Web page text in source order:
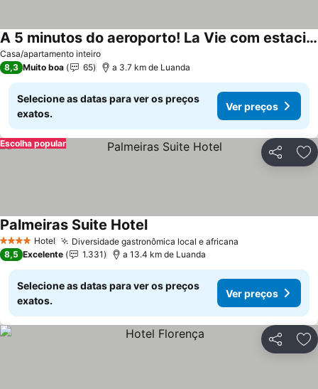
Casa/apartamento inteiro
A 5 minutos do aeroporto! La Vie com estacionamento privado
Ver preços
8,3 Muito boa 65 a 3.7 km de Luanda
Selecione as datas para ver os preços
exatos.
Ver preços
Partilhar
Escolha popular
4 EstrelasHotel Diversidade gastronômica local e africana
Palmeiras Suite HotelVer preços
8,5 Excelente 1.331 a 13.4 km de Luanda
Selecione as datas para ver os preços
exatos.
Ver preços
Partilhar